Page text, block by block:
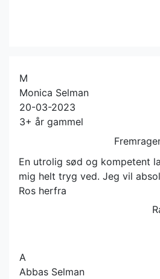
M
Monica Selman
20-03-2023
3+ år gammel
En utrolig sød og kompetent
mig helt tryg ved. Jeg vil
Ros herfra
A
Abbas Selman